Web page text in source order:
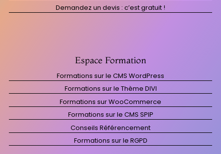
Demandez un devis : c’est gratuit !
Espace Formation
Formations sur le CMS WordPress
Formations sur le Thème DIVI
Formations sur WooCommerce
Formations sur le CMS SPIP
Conseils Référencement
Formations sur le RGPD